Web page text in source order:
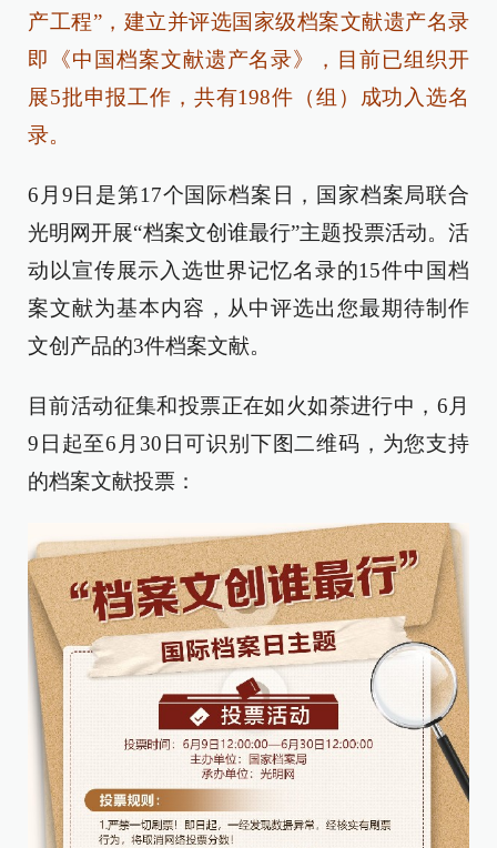
产工程”，建立并评选国家级档案文献遗产名录
即《中国档案文献遗产名录》，目前已组织开
展5批申报工作，共有198件（组）成功入选名
录。
6月9日是第17个国际档案日，国家档案局联合
光明网开展“档案文创谁最行”主题投票活动。活
动以宣传展示入选世界记忆名录的15件中国档
案文献为基本内容，从中评选出您最期待制作
文创产品的3件档案文献。
目前活动征集和投票正在如火如荼进行中，6月
9日起至6月30日可识别下图二维码，为您支持
的档案文献投票：